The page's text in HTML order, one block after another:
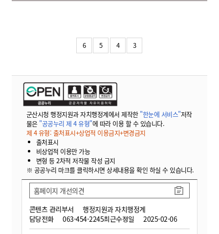
6 5 4 3
군산시청 행정지원과 자치행정계에서 제작한 "한눈에 서비스"저작
물은 "공공누리 제 4 유형"에 따라 이용 할 수 있습니다.
제 4 유형: 출처표시+상업적 이용금지+변경금지
출처표시
비상업적 이용만 가능
변형 등 2차적 저작물 작성 금지
※ 공공누리 마크를 클릭하시면 상세내용을 확인 하실 수 있습니다.
콘텐츠 관리부서
행정지원과 자치행정계
담당전화
063-454-2245최근수정일 2025-02-06
홈페이지 개선의견